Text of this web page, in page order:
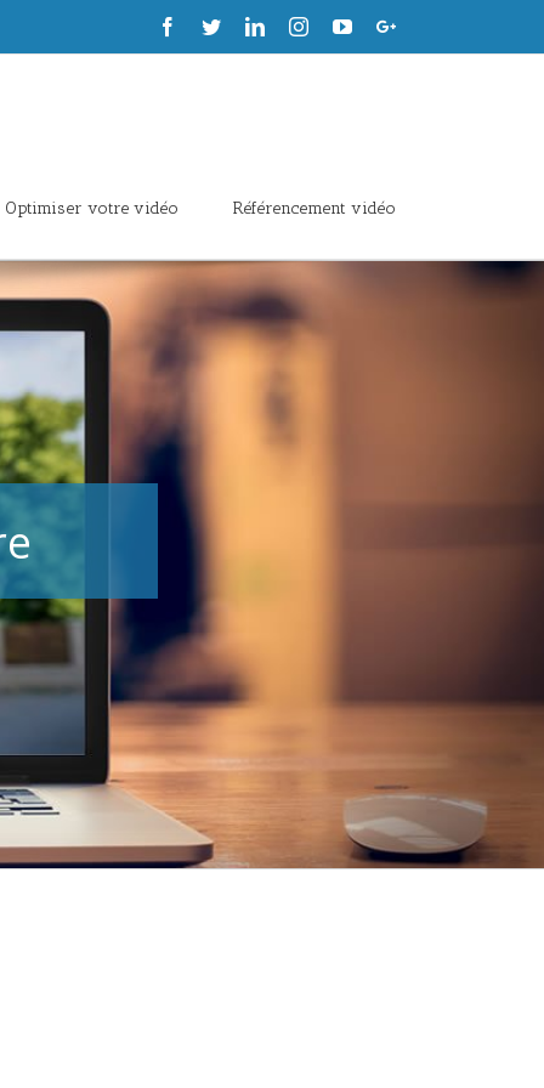
Facebook
TwitterLinkedinInstagram
YoutubeGoogle+
Optimiser votre vidéo Référencement vidéo